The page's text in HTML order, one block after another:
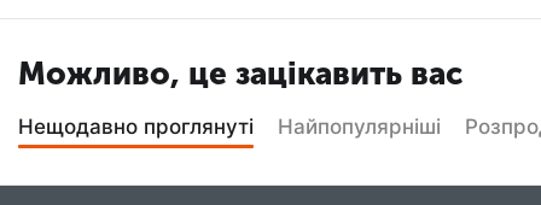
Можливо, це зацікавить вас
Нещодавно проглянуті Найпопулярніші